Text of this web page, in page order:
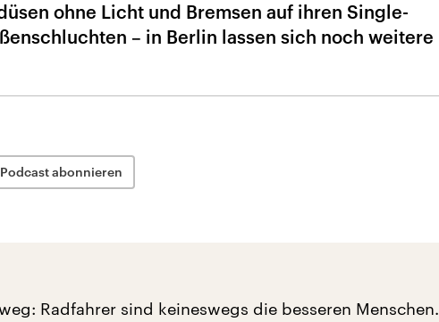
ohne Licht und Bremsen auf ihren Single-
– in Berlin lassen sich noch weitere
Podcast abonnieren
Radfahrer sind keineswegs die besseren Menschen.